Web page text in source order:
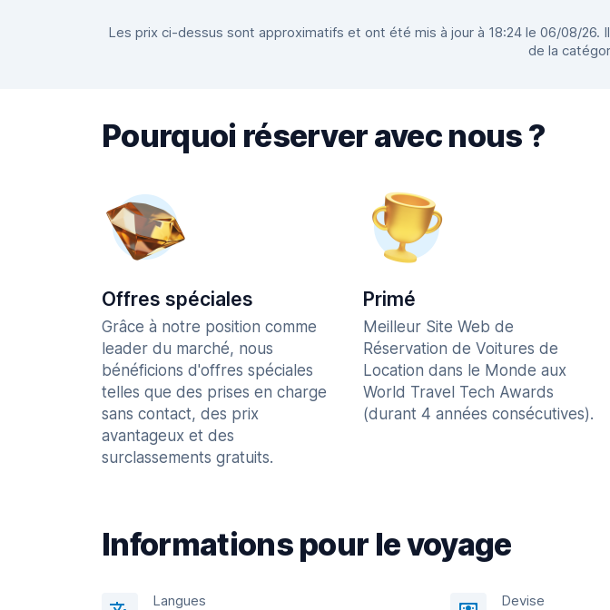
Les prix ci-dessus sont approximatifs et ont été mis à jour à 18:24 le 06/08/
de la
Pourquoi réserver avec nous ?
Offres spéciales
Grâce à notre position comme
leader du marché, nous
bénéficions d'offres spéciales
telles que des prises en charge
sans contact, des prix
avantageux et des
surclassements gratuits.
Primé
Meilleur Site Web de
Réservation de Voitures de
Location dans le Monde aux
World Travel Tech Awards
(durant 4 années consécutives).
Informations pour le voyage
Langues Devise